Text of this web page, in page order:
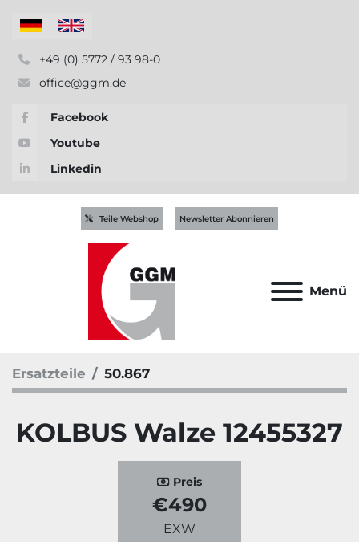
+49 (0) 5772 / 93 98-0
office@ggm.de
Facebook
Youtube
Linkedin
Menü
Teile Webshop Newsletter Abonnieren
Ersatzteile 50.867
KOLBUS Walze 12455327
Preis
€490
EXW